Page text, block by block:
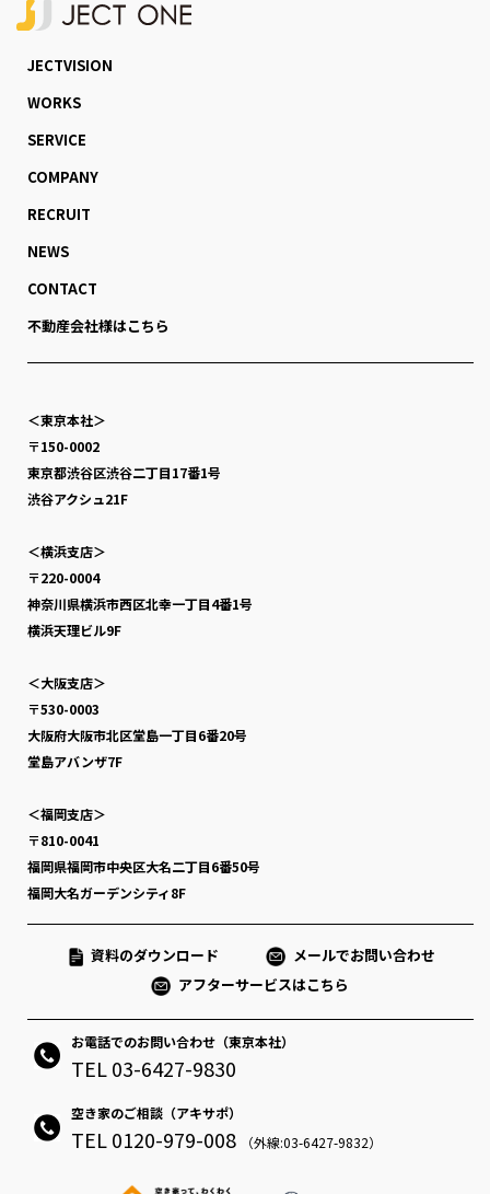
JECTVISION
WORKS
SERVICE
COMPANY
RECRUIT
NEWS
CONTACT
不動産会社様はこちら
＜東京本社＞
〒150-0002
東京都渋谷区渋谷二丁目17番1号
渋谷アクシュ21F
＜横浜支店＞
〒220-0004
神奈川県横浜市西区北幸一丁目4番1号
横浜天理ビル9F
＜大阪支店＞
〒530-0003
大阪府大阪市北区堂島一丁目6番20号
堂島アバンザ7F
＜福岡支店＞
〒810-0041
福岡県福岡市中央区大名二丁目6番50号
福岡大名ガーデンシティ8F
資料のダウンロード
メールでお問い合わせ
アフターサービスはこちら
お電話でのお問い合わせ（東京本社）
TEL 03-6427-9830
空き家のご相談（アキサポ）
TEL 0120-979-008 （外線:03-6427-9832）